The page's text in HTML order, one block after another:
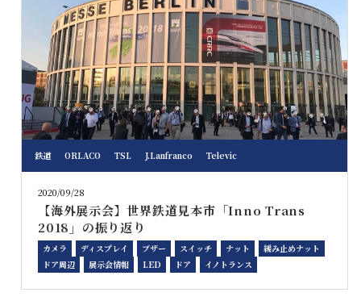
鉄道 ORLACO TSL J.Lanfranco Televic
2020/09/28
【海外展示会】世界鉄道見本市「Inno Trans
2018」の振り返り
カメラ ディスプレイ ブザー スイッチ ナット
緩み止めナット
ドア周辺
展示会情報 LED ドア イノトランス